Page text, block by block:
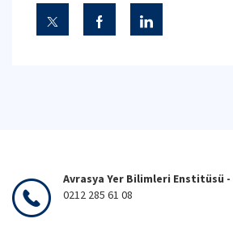
Avrasya Yer Bilimleri Enstitüsü
0212 285 61 08